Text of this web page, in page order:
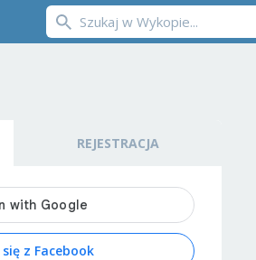
REJESTRACJA
z Facebook